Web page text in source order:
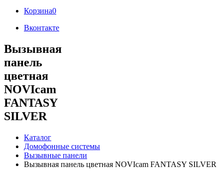
Корзина0
Вконтакте
Вызывная
панель
цветная
NOVIcam
FANTASY
SILVER
Каталог
Домофонные системы
Вызывные панели
Вызывная панель цветная NOVIcam FANTASY SILVER